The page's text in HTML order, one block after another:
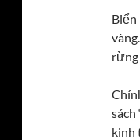
Biển
sách
kinh